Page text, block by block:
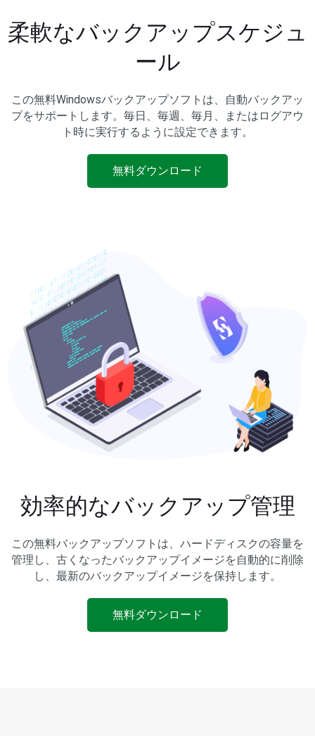
柔軟なバックアップスケジュ
ール
この無料Windowsバックアップソフトは、自動バックアッ
プをサポートします。毎日、毎週、毎月、またはログアウ
ト時に実行するように設定できます。
無料ダウンロード
効率的なバックアップ管理
この無料バックアップソフトは、ハードディスクの容量を
管理し、古くなったバックアップイメージを自動的に削除
し、最新のバックアップイメージを保持します。
無料ダウンロード